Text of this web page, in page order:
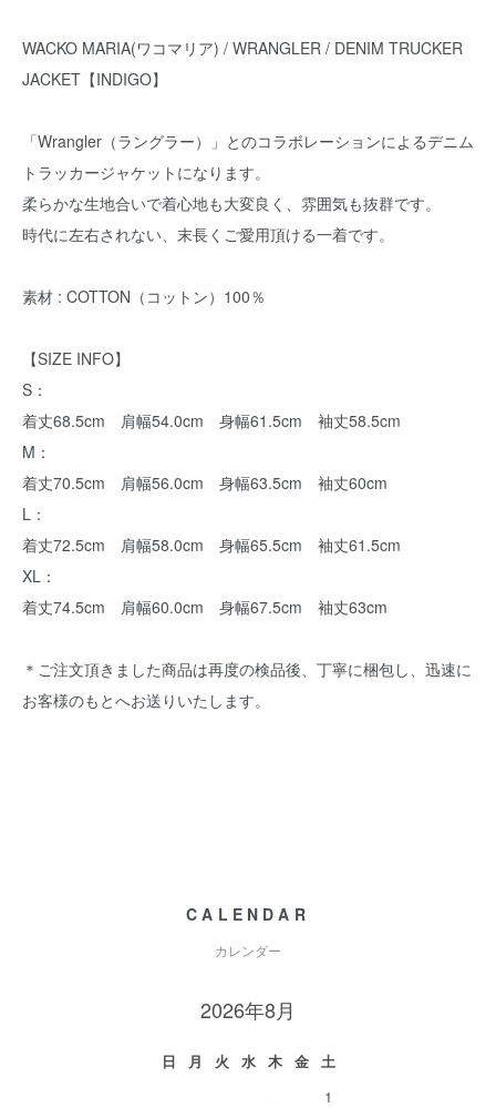
WACKO MARIA(ワコマリア) / WRANGLER / DENIM TRUCKER
JACKET【INDIGO】
「Wrangler（ラングラー）」とのコラボレーションによるデニム
トラッカージャケットになります。
柔らかな生地合いで着心地も大変良く、雰囲気も抜群です。
時代に左右されない、末長くご愛用頂ける一着です。
素材 : COTTON（コットン）100％
【SIZE INFO】
S：
着丈68.5cm 肩幅54.0cm 身幅61.5cm 袖丈58.5cm
M：
着丈70.5cm 肩幅56.0cm 身幅63.5cm 袖丈60cm
L：
着丈72.5cm 肩幅58.0cm 身幅65.5cm 袖丈61.5cm
XL：
着丈74.5cm 肩幅60.0cm 身幅67.5cm 袖丈63cm
＊ご注文頂きました商品は再度の検品後、丁寧に梱包し、迅速に
お客様のもとへお送りいたします。
CALENDAR
カレンダー
2026年8月
日 月 火 水 木 金
土
1